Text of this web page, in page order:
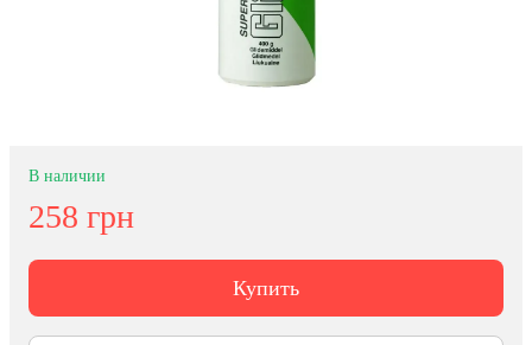
В наличии
258 грн
Купить